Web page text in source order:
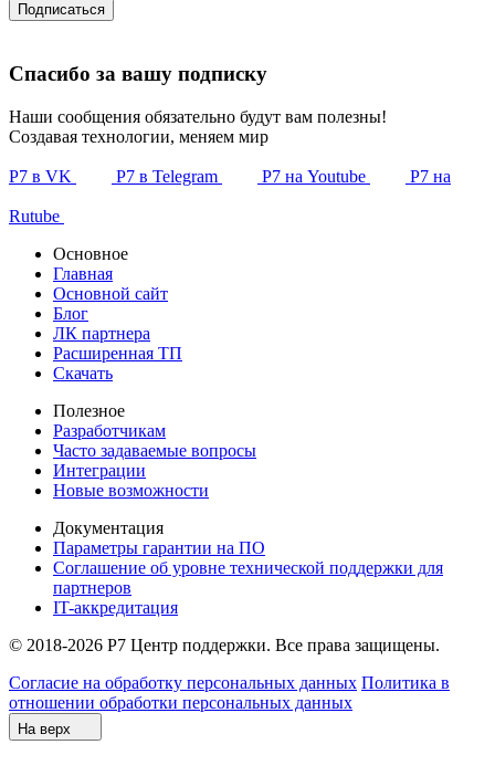
Подписаться
Спасибо за вашу подписку
Наши сообщения обязательно будут вам полезны!
Создавая технологии, меняем мир
Р7 в VK Р7 в Telegram Р7 на Youtube Р7 на
Rutube
Основное
Главная
Основной сайт
Блог
ЛК партнера
Расширенная ТП
Скачать
Полезное
Разработчикам
Часто задаваемые вопросы
Интеграции
Новые возможности
Документация
Параметры гарантии на ПО
Соглашение об уровне технической поддержки для
партнеров
IT-аккредитация
© 2018-2026 Р7 Центр поддержки. Все права защищены.
Согласие на обработку персональных данных Политика в
отношении обработки персональных данных
На верх